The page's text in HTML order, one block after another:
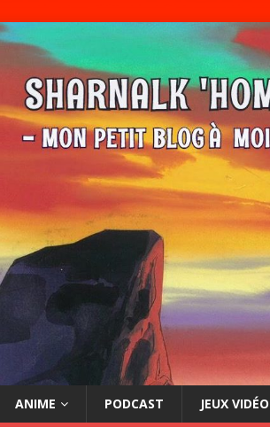
ANIME PODCAST JEUX VIDÉO